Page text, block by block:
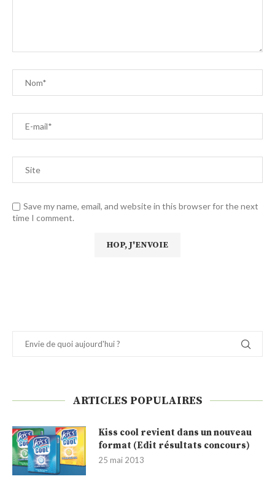
Save my name, email, and website in this browser for the next
time I comment.
ARTICLES POPULAIRES
Kiss cool revient dans un nouveau
format (Edit résultats concours)
25 mai 2013